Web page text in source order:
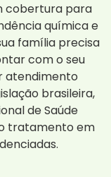
cobertura para
química e
família precisa
com o seu
atendimento
brasileira,
de Saúde
tratamento em